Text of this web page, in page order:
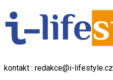
kontakt : redakce@i-lifestyle.cz